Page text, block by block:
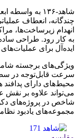
شاهد‑۱۳۶ به
چندگانه، انعطاف
انهدام زیرساخت‌ها،
به کار رود. طراحی ساده
ایده‌آل برای
ویژگی‌های برجسته
سرعت قابل‌توجه در
محیط‌های دارای
می‌تواند علاوه بر نقش
شاخص در پروژه‌های
مجموعه‌های یادبود